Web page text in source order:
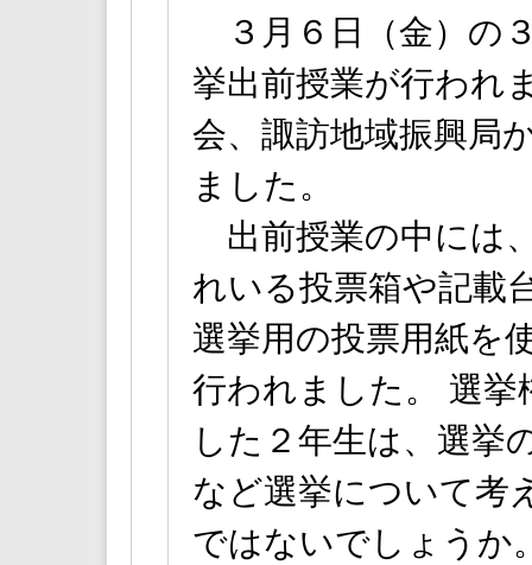
３月６日（金）の
挙出前授業が行われ
会、諏訪地域振興局
ました。
出前授業の中には
れいる投票箱や記載
選挙用の投票用紙を
行われました。 選
した２年生は、選挙
など選挙について考
ではないでしょうか